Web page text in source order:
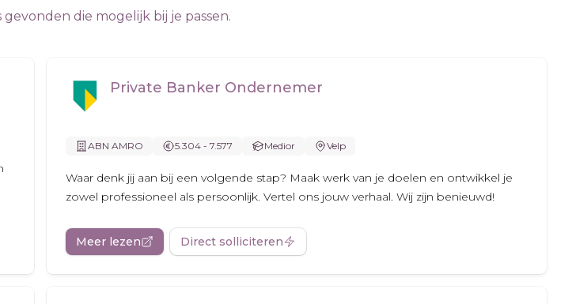
die mogelijk bij je passen.
Private Banker Ondernemer
ABN AMRO 5.304 - 7.577 Medior Velp
Waar denk jij aan bij een volgende stap? Maak werk van je doelen en ontwikkel je
zowel professioneel als persoonlijk. Vertel ons jouw verhaal. Wij zijn benieuwd!
Meer lezen Direct solliciteren